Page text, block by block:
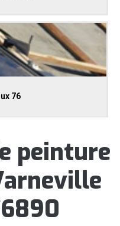
76
peinture